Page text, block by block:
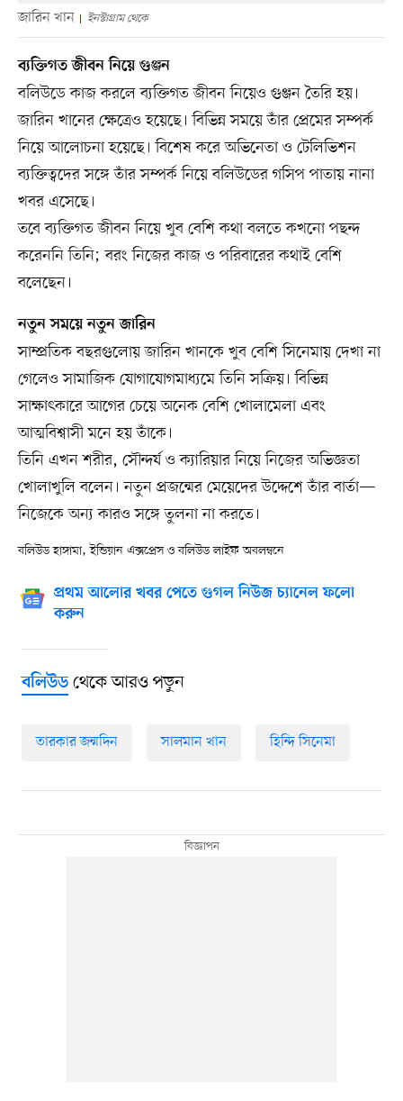
জারিন খান ইনস্টাগ্রাম থেকে
ব্যক্তিগত জীবন নিয়ে গুঞ্জন
বলিউডে কাজ করলে ব্যক্তিগত জীবন নিয়েও গুঞ্জন তৈরি হয়।
জারিন খানের ক্ষেত্রেও হয়েছে। বিভিন্ন সময়ে তাঁর প্রেমের সম্পর্ক
নিয়ে আলোচনা হয়েছে। বিশেষ করে অভিনেতা ও টেলিভিশন
ব্যক্তিত্বদের সঙ্গে তাঁর সম্পর্ক নিয়ে বলিউডের গসিপ পাতায় নানা
খবর এসেছে।
তবে ব্যক্তিগত জীবন নিয়ে খুব বেশি কথা বলতে কখনো পছন্দ
করেননি তিনি; বরং নিজের কাজ ও পরিবারের কথাই বেশি
বলেছেন।
নতুন সময়ে নতুন জারিন
সাম্প্রতিক বছরগুলোয় জারিন খানকে খুব বেশি সিনেমায় দেখা না
গেলেও সামাজিক যোগাযোগমাধ্যমে তিনি সক্রিয়। বিভিন্ন
সাক্ষাৎকারে আগের চেয়ে অনেক বেশি খোলামেলা এবং
আত্মবিশ্বাসী মনে হয় তাঁকে।
তিনি এখন শরীর, সৌন্দর্য ও ক্যারিয়ার নিয়ে নিজের অভিজ্ঞতা
খোলাখুলি বলেন। নতুন প্রজন্মের মেয়েদের উদ্দেশে তাঁর বার্তা—
নিজেকে অন্য কারও সঙ্গে তুলনা না করতে।
বলিউড হাঙ্গামা, ইন্ডিয়ান এক্সপ্রেস ও বলিউড লাইফ অবলম্বনে
প্রথম আলোর খবর পেতে গুগল নিউজ চ্যানেল ফলো
করুন
বলিউডথেকে আরও পড়ুন
তারকার জন্মদিন সালমান খান হিন্দি সিনেমা